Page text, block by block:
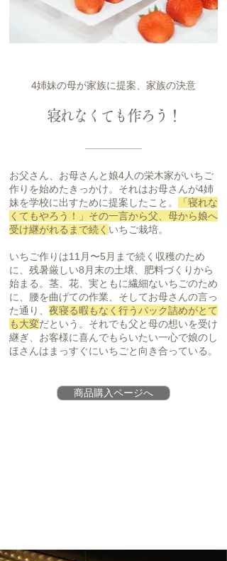
4姉妹の母が家族に提案、家族の決意
寝れなくても作ろう！
お父さん、お母さんと娘4人の栄木家がいちご
作りを始めたきっかけ。それはお母さんが4姉
妹を学校に出すために提案したこと。
「寝れな
くてもやろう！」その一言から父、母から娘へ
受け継がれるまで続く いちご栽培。
いちご作りは11月〜5月まで続く収穫のため
に、残暑厳しい8月末の土壌、肥料づくりから
始まる。茎、花、実ともに繊細ないちごのため
に、腰を曲げての作業、そしてお母さんの言っ
た通り、 夜寝る暇もなく行うパック詰めがとて
も大変だという。それでも父と母の想いを受け
継ぎ、お客様に喜んでもらいたい一心で娘のし
ほさんはまっすぐにいちごと向き合っている。
商品購入ページへ